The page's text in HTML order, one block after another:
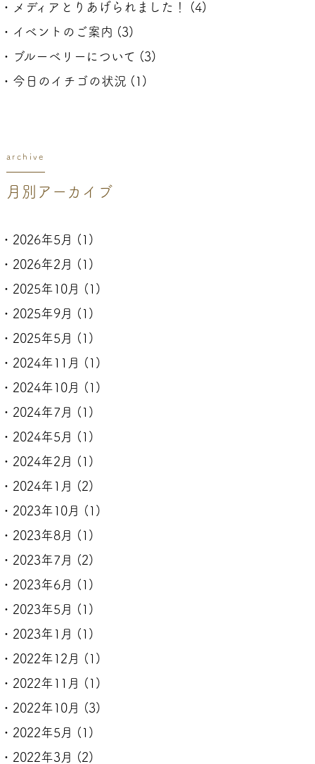
メディアとりあげられました！
(4)
イベントのご案内 (3)
ブルーベリーについて (3)
今日のイチゴの状況 (1)
archive
月別アーカイブ
2026年5月
(1)
2026年2月
(1)
2025年10月
(1)
2025年9月
(1)
2025年5月
(1)
2024年11月
(1)
2024年10月
(1)
2024年7月
(1)
2024年5月
(1)
2024年2月
(1)
2024年1月
(2)
2023年10月
(1)
2023年8月
(1)
2023年7月
(2)
2023年6月
(1)
2023年5月
(1)
2023年1月
(1)
2022年12月
(1)
2022年11月
(1)
2022年10月
(3)
2022年5月
(1)
2022年3月
(2)